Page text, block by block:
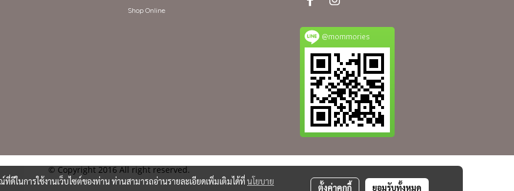
Shop Online
@mommories
© Copyright 2016 All right reserved.
ในการใช้งานเว็บไซต์ของท่าน ท่านสามารถอ่านรายละเอียดเพิ่มเติมได้ที่นโยบาย
ตั้งค่าคุกกี้ ยอมรับทั้งหมด